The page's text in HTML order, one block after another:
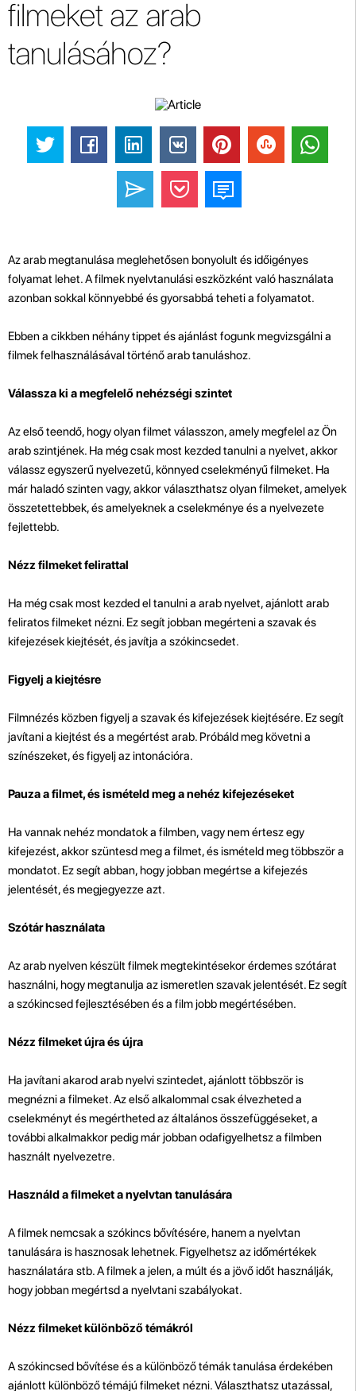
filmeket az arab
tanulásához?
Az arab megtanulása meglehetősen bonyolult és időigényes
folyamat lehet. A filmek nyelvtanulási eszközként való használata
azonban sokkal könnyebbé és gyorsabbá teheti a folyamatot.
Ebben a cikkben néhány tippet és ajánlást fogunk megvizsgálni a
filmek felhasználásával történő arab tanuláshoz.
Válassza ki a megfelelő nehézségi szintet
Az első teendő, hogy olyan filmet válasszon, amely megfelel az Ön
arab szintjének. Ha még csak most kezded tanulni a nyelvet, akkor
válassz egyszerű nyelvezetű, könnyed cselekményű filmeket. Ha
már haladó szinten vagy, akkor választhatsz olyan filmeket, amelyek
összetettebbek, és amelyeknek a cselekménye és a nyelvezete
fejlettebb.
Nézz filmeket felirattal
Ha még csak most kezded el tanulni a arab nyelvet, ajánlott arab
feliratos filmeket nézni. Ez segít jobban megérteni a szavak és
kifejezések kiejtését, és javítja a szókincsedet.
Figyelj a kiejtésre
Filmnézés közben figyelj a szavak és kifejezések kiejtésére. Ez segít
javítani a kiejtést és a megértést arab. Próbáld meg követni a
színészeket, és figyelj az intonációra.
Pauza a filmet, és ismételd meg a nehéz kifejezéseket
Ha vannak nehéz mondatok a filmben, vagy nem értesz egy
kifejezést, akkor szüntesd meg a filmet, és ismételd meg többször a
mondatot. Ez segít abban, hogy jobban megértse a kifejezés
jelentését, és megjegyezze azt.
Szótár használata
Az arab nyelven készült filmek megtekintésekor érdemes szótárat
használni, hogy megtanulja az ismeretlen szavak jelentését. Ez segít
a szókincsed fejlesztésében és a film jobb megértésében.
Nézz filmeket újra és újra
Ha javítani akarod arab nyelvi szintedet, ajánlott többször is
megnézni a filmeket. Az első alkalommal csak élvezheted a
cselekményt és megértheted az általános összefüggéseket, a
további alkalmakkor pedig már jobban odafigyelhetsz a filmben
használt nyelvezetre.
Használd a filmeket a nyelvtan tanulására
A filmek nemcsak a szókincs bővítésére, hanem a nyelvtan
tanulására is hasznosak lehetnek. Figyelhetsz az időmértékek
használatára stb. A filmek a jelen, a múlt és a jövő időt használják,
hogy jobban megértsd a nyelvtani szabályokat.
Nézz filmeket különböző témákról
A szókincsed bővítése és a különböző témák tanulása érdekében
ajánlott különböző témájú filmeket nézni. Választhatsz utazással,